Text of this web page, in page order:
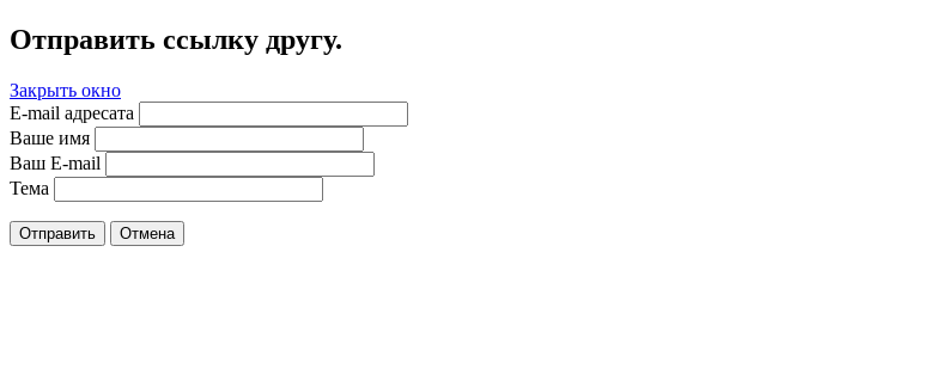
Отправить ссылку другу.
Закрыть окно
E-mail адресата
Ваше имя
Ваш E-mail
Тема
Отправить Отмена